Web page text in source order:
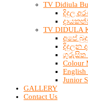
TV Didiula
දිදුල
TV DIDULA
අපේ බුදු
දිදුලන
ගුරුසිත
Colour
English
Junior
GALLERY
Contact Us